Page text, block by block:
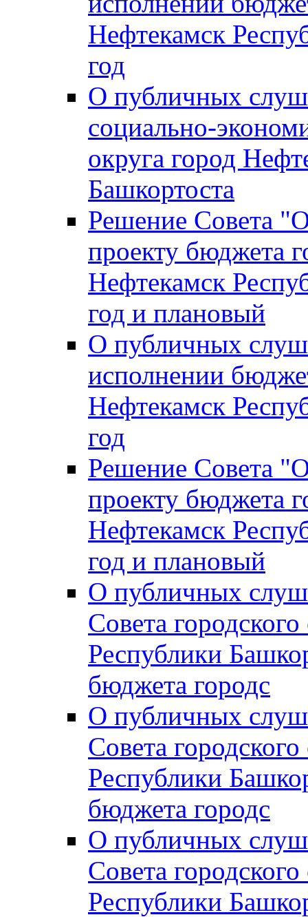
Нефтекамск
год
О публичных
социально-
округа город
Башкортоста
Решение Совета
проекту бюджета
Нефтекамск
год и плановый
О публичных
исполнении
Нефтекамск
год
Решение Совета
проекту бюджета
Нефтекамск
год и плановый
О публичных
Совета
Республики
бюджета городс
О публичных
Совета
Республики
бюджета городс
О публичных
Совета
Республики